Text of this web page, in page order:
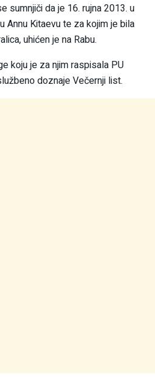
sumnjiči da je 16. rujna 2013. u
Annu Kitaevu te za kojim je bila
uhićen je na Rabu.
koju je za njim raspisala PU
doznaje Večernji list.